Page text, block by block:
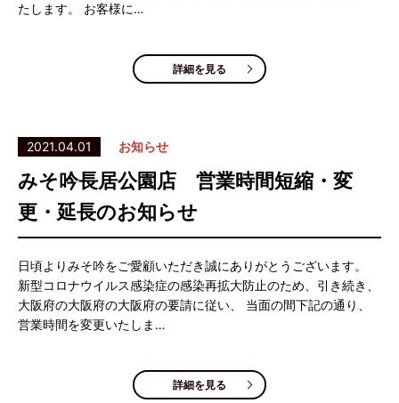
たします。 お客様に…
詳細を見る
2021.04.01 お知らせ
みそ吟長居公園店 営業時間短縮・変
更・延長のお知らせ
日頃よりみそ吟をご愛顧いただき誠にありがとうございます。
新型コロナウイルス感染症の感染再拡大防止のため、引き続き、
大阪府の大阪府の大阪府の要請に従い、 当面の間下記の通り、
営業時間を変更いたしま…
詳細を見る